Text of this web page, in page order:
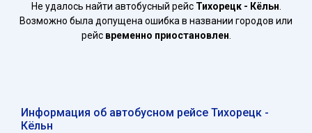
Не удалось найти автобусный рейс Тихорецк - Кёльн
Возможно была допущена ошибка в названии городов или
рейс временно приостановлен
Информация об автобусном рейсе Тихорецк -
Кёльн